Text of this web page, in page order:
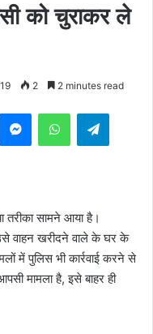
को चुराकर ले
2 2 minutes read
MessengerWhatsApp
तरीका सामने आया है।
वाहन खरीदने वाले के घर के
में पुलिस भी कार्रवाई करने से
मामला है, इसे बाहर ही